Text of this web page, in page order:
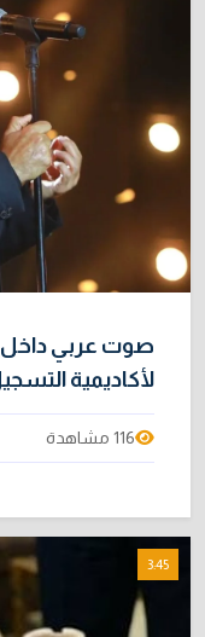
خطر "إيبولا"
بالفيروس إلى 3748
10
بحضور زيدان..
المعروضة على
5/08/2026
صوت عربي داخل
لأكاديمية
116 مشاهدة
3:45